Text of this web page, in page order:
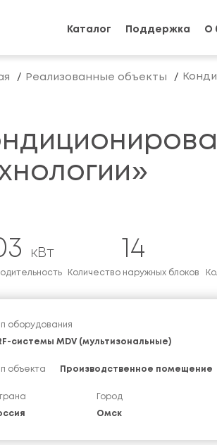
Каталог Поддержка О
Реализованные объекты
кВт 14
Количество наружных блоков
оборудования
системы MDV (мультизональные)
объекта Производственное помещение
Город
Омск